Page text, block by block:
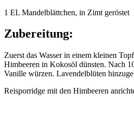
1 EL Mandelblättchen, in Zimt geröstet
Zubereitung:
Zuerst das Wasser in einem kleinen
Himbeeren in Kokosöl dünsten. Nach
Vanille würzen. Lavendelblüten
Reisporridge mit den Himbeeren